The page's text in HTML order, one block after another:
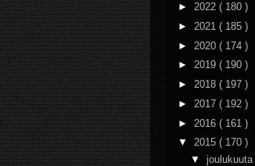
► 2022 ( 180 )
► 2021 ( 185 )
► 2020 ( 174 )
► 2019 ( 190 )
► 2018 ( 197 )
► 2017 ( 192 )
► 2016 ( 161 )
▼ 2015 ( 170 )
▼ joulukuuta